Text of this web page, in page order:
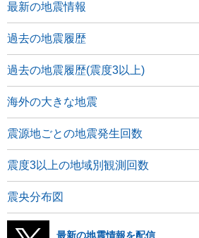
最新の地震情報
過去の地震履歴
過去の地震履歴(震度3以上)
海外の大きな地震
震源地ごとの地震発生回数
震度3以上の地域別観測回数
震央分布図
最新の地震情報を配信